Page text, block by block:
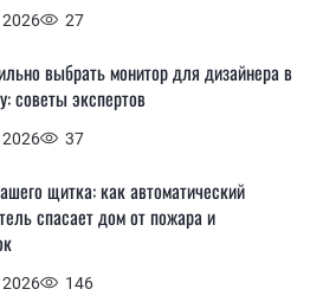
2026 27
2026 37
выбрать монитор для дизайнера в
советы экспертов
2026 146
щитка: как автоматический
спасает дом от пожара и